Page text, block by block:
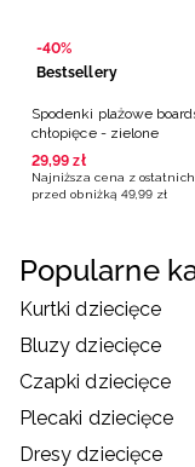
-40%
Bestsellery
Spodenki plażowe
chłopięce - zielone
29,99 zł
Najniższa cena z
przed obniżką 49,99 zł
Popularne
Kurtki dziecięce
Bluzy dziecięce
Czapki dziecięce
Plecaki dziecięce
Dresy dziecięce